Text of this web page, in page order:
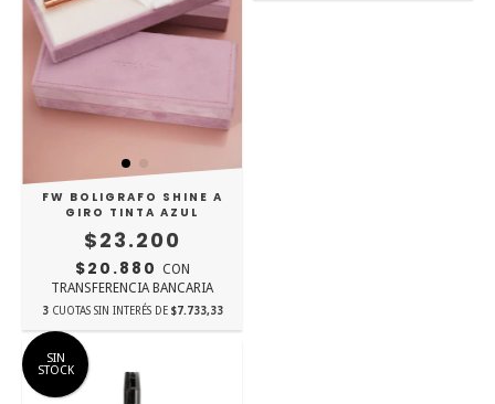
FW BOLIGRAFO SHINE A
GIRO TINTA AZUL
$23.200
$20.880 CON
TRANSFERENCIA BANCARIA
3 CUOTAS SIN INTERÉS DE $7.733,33
SIN
STOCK